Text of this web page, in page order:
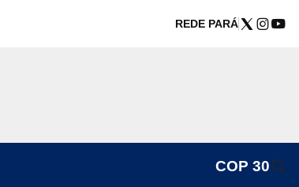
REDE PARÁ
COP 30